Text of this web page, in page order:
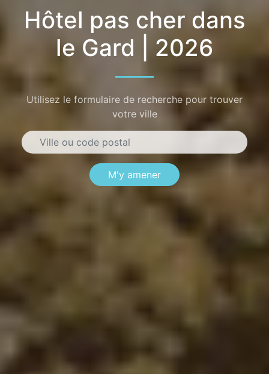
Hôtel pas cher dans
le Gard | 2026
Utilisez le formulaire de recherche pour trouver
votre ville
M'y amener